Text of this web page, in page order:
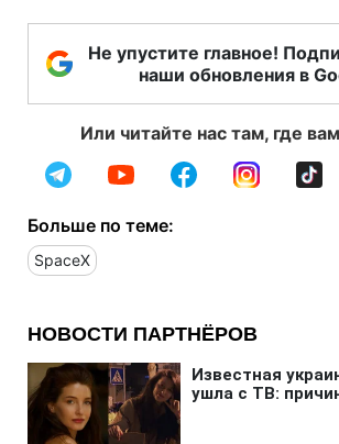
Не упустите главное!
наши обновления в
Или читайте нас там, где
Больше по теме:
SpaceX